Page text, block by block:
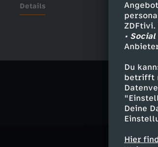
•
Du
betrifft
Deine
Hier
Details